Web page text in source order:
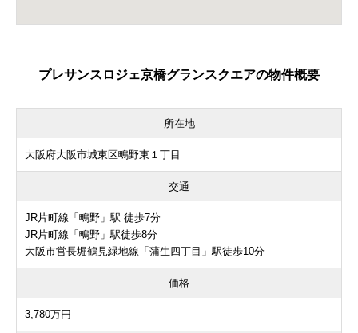
プレサンスロジェ京橋グランスクエアの物件概要
所在地
大阪府大阪市城東区鴫野東１丁目
交通
JR片町線「鴫野」駅 徒歩7分
JR片町線「鴫野」駅徒歩8分
大阪市営長堀鶴見緑地線「蒲生四丁目」駅徒歩10分
価格
3,780万円